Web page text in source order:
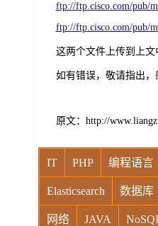
ftp://ftp.cisco.com/pub/
ftp://ftp.cisco.com/pub/
这两个文件上传到上文
如有错误，敬请指出，
原文：http://
IT PHP 编程语言
Elasticsearch 数据库
网络 JAVA